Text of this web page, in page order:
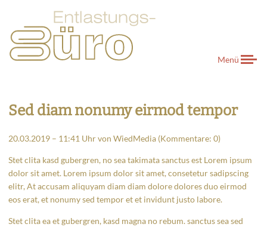
Menü
Sed diam nonumy eirmod tempor
20.03.2019 – 11:41 Uhrvon WiedMedia (Kommentare: 0)
Stet clita kasd gubergren, no sea takimata sanctus est Lorem ipsum
dolor sit amet. Lorem ipsum dolor sit amet, consetetur sadipscing
elitr, At accusam aliquyam diam diam dolore dolores duo eirmod
eos erat, et nonumy sed tempor et et invidunt justo labore.
Stet clita ea et gubergren, kasd magna no rebum. sanctus sea sed